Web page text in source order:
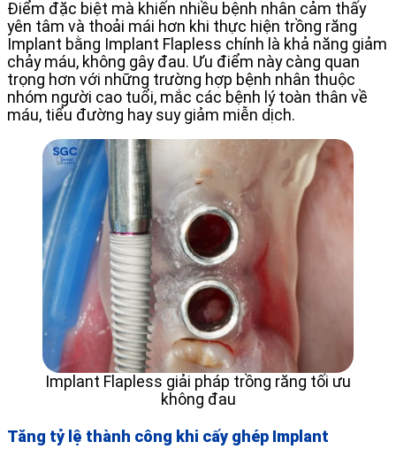
Điểm đặc biệt mà khiến nhiều bệnh nhân cảm thấy
yên tâm và thoải mái hơn khi thực hiện trồng răng
Implant bằng Implant Flapless chính là khả năng giảm
chảy máu, không gây đau. Ưu điểm này càng quan
trọng hơn với những trường hợp bệnh nhân thuộc
nhóm người cao tuổi, mắc các bệnh lý toàn thân về
máu, tiểu đường hay suy giảm miễn dịch.
Implant Flapless giải pháp trồng răng tối ưu
không đau
Tăng tỷ lệ thành công khi cấy ghép Implant